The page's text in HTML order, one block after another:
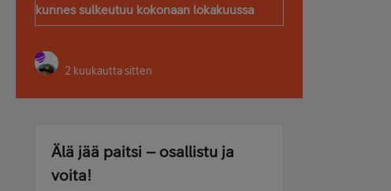
kunnes sulkeutuu kokonaan lokakuussa
2 kuukautta sitten
Älä jää paitsi – osallistu ja
voita!